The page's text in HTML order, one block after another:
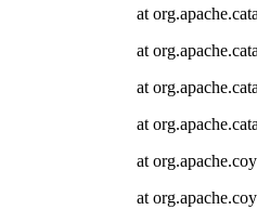
at
at
at
at
at
at